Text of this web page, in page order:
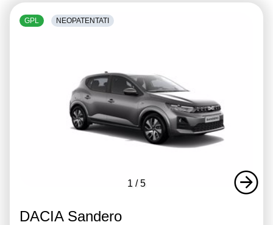
1 /5
GPL NEOPATENTATI
DACIA Sandero